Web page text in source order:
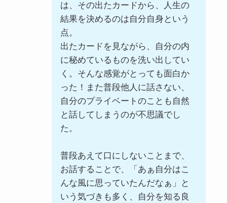
は、その出たカードから、人生の
結果を決めるのは自分自身という
点。
出たカードを見ながら、自分の内
に秘めているものを洗い出してい
く。そんな感覚がとっても面白か
った！また普段他人に話さない、
自分のプライベートのことも自然
と話してしまうのが不思議でし
た。
普段あえて口にしないことまで、
お話することで、「あぁ自分はこ
んな風に思っていたんだなぁ」と
いう気づきも多く、自分を知る良